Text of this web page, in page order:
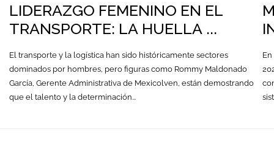
LIDERAZGO FEMENINO EN EL
TRANSPORTE: LA HUELLA ...
El transporte y la logística han sido históricamente sectores
dominados por hombres, pero figuras como Rommy Maldonado
García, Gerente Administrativa de Mexicolven, están demostrando
que el talento y la determinación...